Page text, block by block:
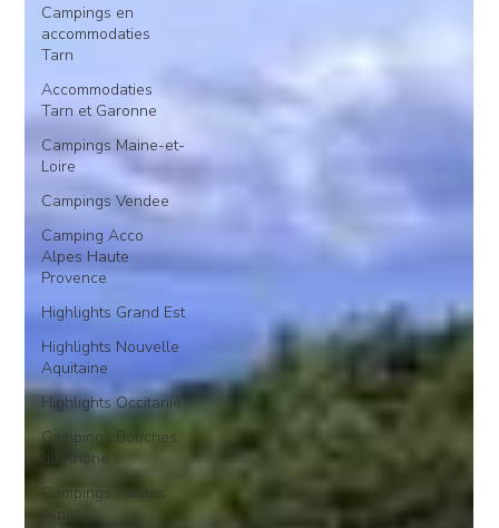
Campings en
accommodaties
Tarn
Accommodaties
Tarn et Garonne
Campings Maine-et-
Loire
Campings Vendee
Camping Acco
Alpes Haute
Provence
Highlights Grand Est
Highlights Nouvelle
Aquitaine
Highlights Occitanië
Campings Bouches
du Rhone
Campings Hautes
Alpes